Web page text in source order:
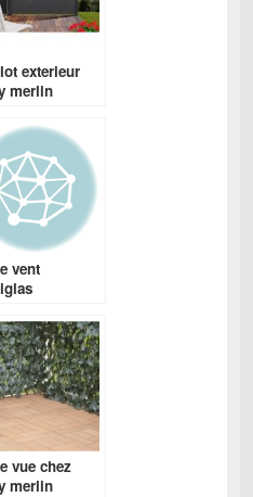
exterieur
merlin
vent
vue chez
merlin